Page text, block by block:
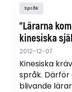
chefredaktör,
Språk
”Lärarna
kinesiska
2012-12-07
Kinesiska
språk.
blivande